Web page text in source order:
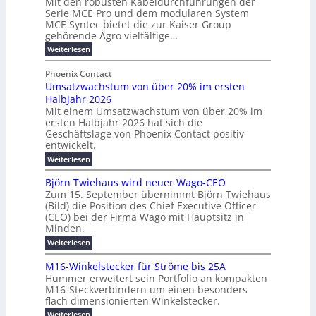
e
r
u
n
g
b
r
a
u
c
h
t
m
e
h
r
T
m
p
o
u
n
d
E
n
e
r
g
u
f
ü
r
m
o
d
e
r
n
e
E
e
r
g
i
i
c
k
e
l
e
N
H
-
S
i
c
h
e
r
u
n
s
l
a
s
t
s
r
d
b
e
e
i
l
i
g
u
n
g
b
e
i
m
0
2
6
E
u
r
Serie MCE Pro und dem modularen System
MCE Syntec bietet die zur Kaiser Group
gehörende Agro vielfältige…
Weiterlesen:
M
h
r
f
a
c
h
d
u
r
c
f
ü
h
r
n
g
e
n
f
ü
r
e
Phoenix Contact
Umsatzwachstum von über 20% im ersten
Halbjahr 2026
Mit einem Umsatzwachstum von über 20% im
ersten Halbjahr 2026 hat sich die
Geschäftslage von Phoenix Contact positiv
entwickelt.
Weiterlesen:
U
m
s
a
t
z
a
c
h
s
t
u
m
v
Björn Twiehaus wird neuer Wago-CEO
Zum 15. September übernimmt Björn Twiehaus
(Bild) die Position des Chief Executive Officer
(CEO) bei der Firma Wago mit Hauptsitz in
Minden.
Weiterlesen:
B
ö
r
n
T
w
M16-Winkelstecker für Ströme bis 25A
Hummer erweitert sein Portfolio an kompakten
M16-Steckverbindern um einen besonders
flach dimensionierten Winkelstecker.
: